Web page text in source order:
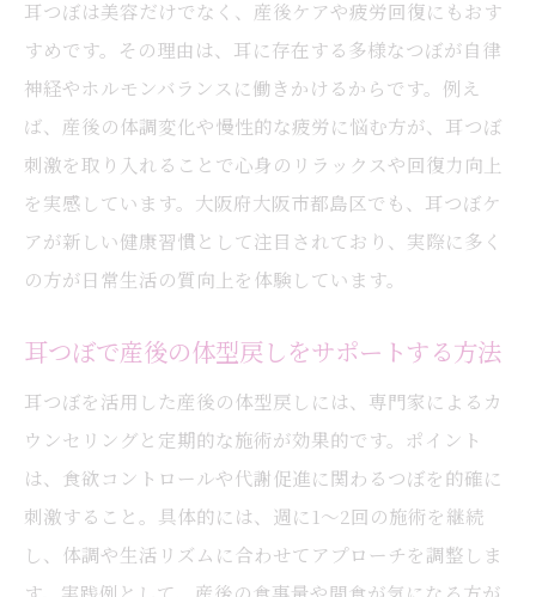
耳つぼは美容だけでなく、産後ケアや疲労回復にもおす
すめです。その理由は、耳に存在する多様なつぼが自律
神経やホルモンバランスに働きかけるからです。例え
ば、産後の体調変化や慢性的な疲労に悩む方が、耳つぼ
刺激を取り入れることで心身のリラックスや回復力向上
を実感しています。大阪府大阪市都島区でも、耳つぼケ
アが新しい健康習慣として注目されており、実際に多く
の方が日常生活の質向上を体験しています。
耳つぼで産後の体型戻しをサポートする方法
耳つぼを活用した産後の体型戻しには、専門家によるカ
ウンセリングと定期的な施術が効果的です。ポイント
は、食欲コントロールや代謝促進に関わるつぼを的確に
刺激すること。具体的には、週に1～2回の施術を継続
し、体調や生活リズムに合わせてアプローチを調整しま